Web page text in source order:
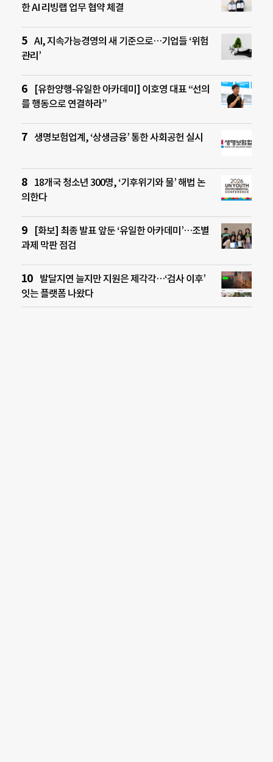
한 AI 리빙랩 업무 협약 체결
AI, 지속가능경영의 새 기준으로…기업들 ‘위험
관리’
[유한양행-유일한 아카데미] 이호영 대표 “선의
를 행동으로 연결하라”
생명보험업계, ‘상생금융’ 통한 사회공헌 실시
18개국 청소년 300명, ‘기후위기와 물’ 해법 논
의한다
[화보] 최종 발표 앞둔 ‘유일한 아카데미’…조별
과제 막판 점검
발달지연 늘지만 지원은 제각각…‘검사 이후’
잇는 플랫폼 나왔다